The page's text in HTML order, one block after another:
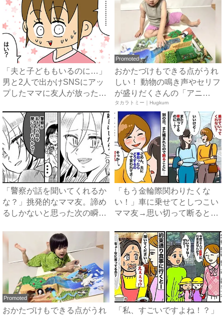
「夫と子どももいるのに…」
男と2人で出かけSNSにアッ
プしたママに友人が放った
Promoted
おかたづけもできる点がうれ
しい！ 動物の鳴き声やセリフ
が盛りだくさんの「アニ
ア ...
タカラトミー｜Hugkum
「警察が話を聞いてくれるか
な？」挑発的なママ友。諦め
るしかないと思った次の瞬
「もう金輪際関わりたくな
い！」車に乗せてとしつこい
ママ友→思い切って断ると…
Promoted
おかたづけもできる点がうれ
「私、すごいですよね！？」